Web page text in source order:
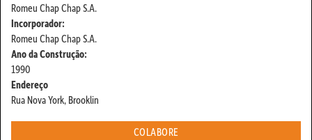
Romeu Chap Chap S.A.
Incorporador:
Romeu Chap Chap S.A.
Ano da Construção:
1990
Endereço
Rua Nova York, Brooklin
COLABORE